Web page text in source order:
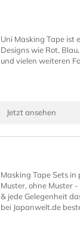
Uni Masking Tape ist
Designs wie Rot,
und vielen weiteren
Jetzt ansehen
Masking Tape Sets
Muster, ohne Muster
& jede Gelegenheit
bei Japanwelt.de